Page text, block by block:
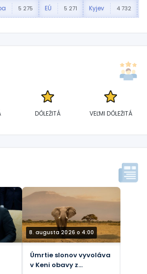
5 275 EÚ 5 271 Kyjev 4 732
DÔLEŽITÁ VEĽMI DÔLEŽITÁ
8. augusta 2026 o 4:00
Úmrtie slonov vyvoláva
v Keni obavy z